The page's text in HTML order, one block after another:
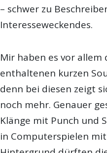
– schwer zu
Interesseweckendes.
Mir haben es vor allem
enthaltenen kurzen
denn bei diesen zeigt
noch mehr. Genauer
Klänge mit Punch und
in Computerspielen